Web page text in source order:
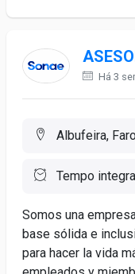
Há 3
Albufeira,
Tempo
Somos una
base sólida e
para hacer la vida